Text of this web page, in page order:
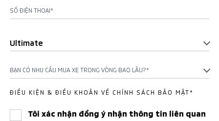
SỐ ĐIỆN THOẠI*
Ultimate
BẠN CÓ NHU CẦU MUA XE TRONG VÒNG BAO LÂU?*
ĐIỀU KIỆN & ĐIỀU KHOẢN VỀ CHÍNH SÁCH BẢO MẬT*
Tôi xác nhận đồng ý nhận thông tin liên quan